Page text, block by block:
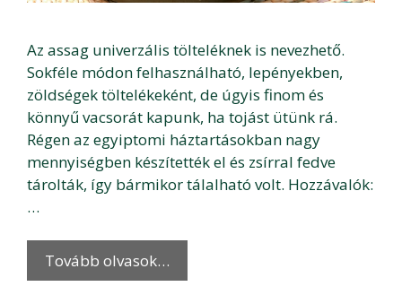
Az assag univerzális tölteléknek is nevezhető.
Sokféle módon felhasználható, lepényekben,
zöldségek töltelékeként, de úgyis finom és
könnyű vacsorát kapunk, ha tojást ütünk rá.
Régen az egyiptomi háztartásokban nagy
mennyiségben készítették el és zsírral fedve
tárolták, így bármikor tálalható volt. Hozzávalók:
…
Tovább olvasok…